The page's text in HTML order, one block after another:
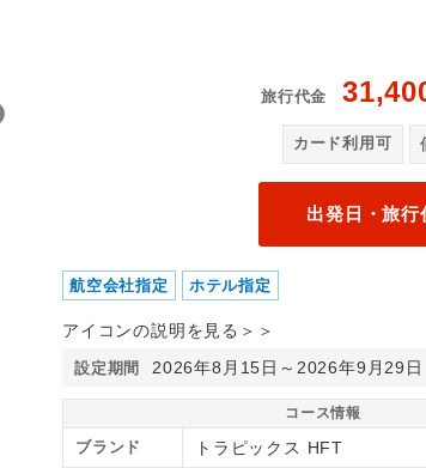
旅行代金
カード利用可
出発日・旅行
航空会社指定 ホテル指定
アイコンの説明を見る＞＞
設定期間 2026年8月15日～2026年9月29日
コース情報
ブランド トラピックス HFT